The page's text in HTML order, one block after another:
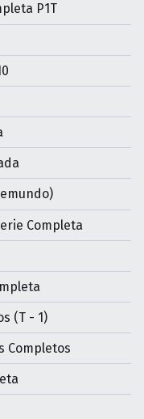
P1T
Completa
(T - 1)
Completos